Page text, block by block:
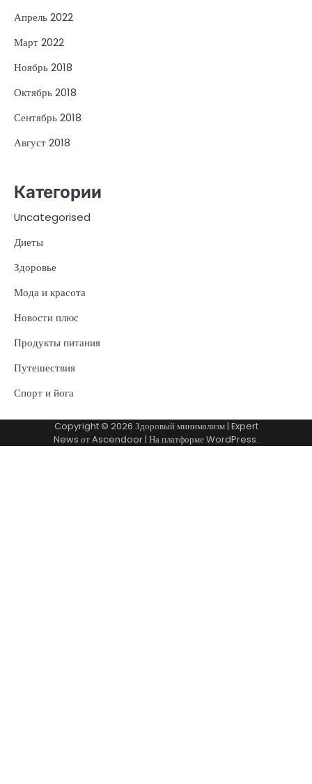
Апрель 2022
Март 2022
Ноябрь 2018
Октябрь 2018
Сентябрь 2018
Август 2018
Категории
Uncategorised
Диеты
Здоровье
Мода и красота
Новости плюс
Продукты питания
Путешествия
Спорт и йога
Copyright © 2026 Здоровый минимализм| Expert
News отAscendoor| На платформеWordPress.